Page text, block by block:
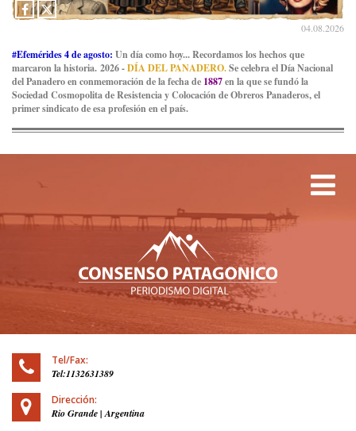
04.08.2026
#Efemérides 4 de agosto: Un día como hoy... Recordamos los hechos que
marcaron la historia. 2026 -DÍA DEL PANADERO.Se celebra el Día Nacional
del Panadero en conmemoración de la fecha de 1887en la que se fundó la
Sociedad Cosmopolita de Resistencia y Colocación de Obreros Panaderos, el
primer sindicato de esa profesión en el país.
Tel/Fax:
Tel:1132631389
Dirección:
Rio Grande | Argentina